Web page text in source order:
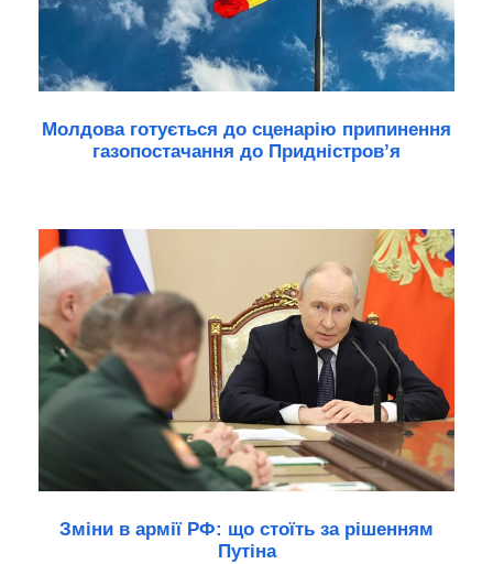
Молдова готується до сценарію припинення
газопостачання до Придністров’я
Зміни в армії РФ: що стоїть за рішенням
Путіна